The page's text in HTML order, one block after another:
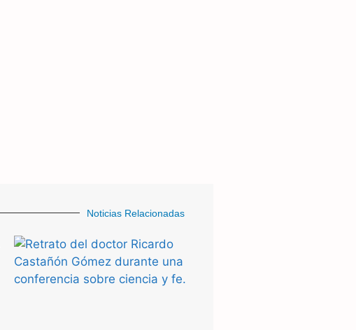
Noticias Relacionadas